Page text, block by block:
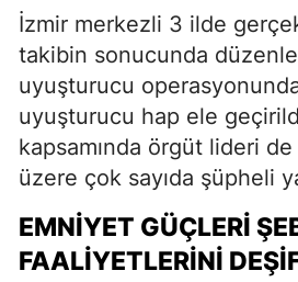
İzmir merkezli 3 ilde
takibin sonucunda
uyuşturucu
uyuşturucu hap ele
kapsamında örgüt lideri
üzere çok sayıda şüpheli
EMNIYET GÜÇLERI
FAALIYETLERINI